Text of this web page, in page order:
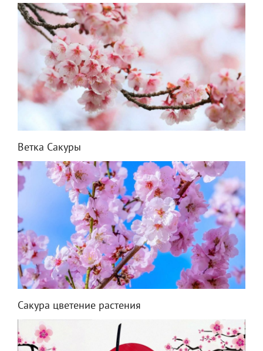
Ветка Сакуры
Сакура цветение растения